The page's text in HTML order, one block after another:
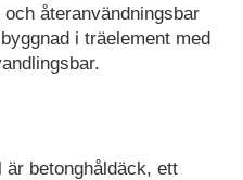
återanvändningsbar
i träelement med
betonghåldäck, ett